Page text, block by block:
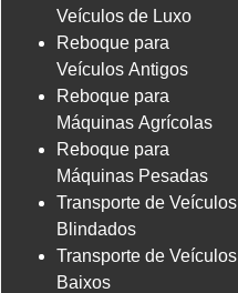
Veículos de Luxo
Reboque para
Veículos Antigos
Reboque para
Máquinas Agrícolas
Reboque para
Máquinas Pesadas
Transporte de Veículos
Blindados
Transporte de Veículos
Baixos